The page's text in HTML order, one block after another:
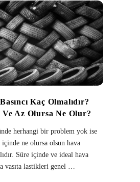
Kaç Olmalıdır?
Az Olursa Ne Olur?
herhangi bir problem yok ise
ne olursa olsun hava
Süre içinde ve ideal hava
vasıta lastikleri genel …